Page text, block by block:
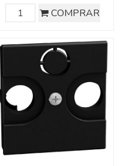
COMPRAR